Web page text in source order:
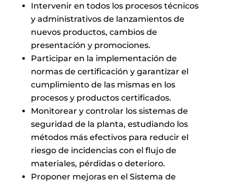
Intervenir en todos los procesos técnicos
y administrativos de lanzamientos de
nuevos productos, cambios de
presentación y promociones.
Participar en la implementación de
normas de certificación y garantizar el
cumplimiento de las mismas en los
procesos y productos certificados.
Monitorear y controlar los sistemas de
seguridad de la planta, estudiando los
métodos más efectivos para reducir el
riesgo de incidencias con el flujo de
materiales, pérdidas o deterioro.
Proponer mejoras en el Sistema de